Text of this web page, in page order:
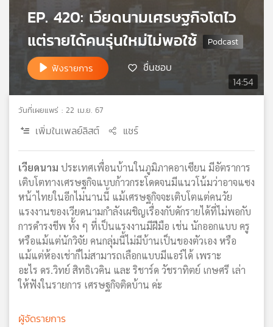
เครือ
ข่าย
14:54
EP. 420: เวียดนามเศรษฐกิจโตไว
แต่รายได้คนรุ่นใหม่ไม่พอใช้
ฟังรายการ ชื่นชอบ
วันที่เผยแพร่ : 22 เม.ย. 67
เพิ่มในเพลย์ลิสต์ แชร์
เวียดนาม ประเทศเพื่อนบ้านในภูมิภาคอาเซียน มีอัตราการ
เติบโตทางเศรษฐกิจแบบก้าวกระโดดจนมีแนวโน้มว่าอาจแซง
หน้าไทยในอีกไม่นานนี้ แม้เศรษฐกิจจะเติบโตแต่คนวัย
แรงงานของเวียดนามกำลังเผชิญเรื่องกับดักรายได้ที่ไม่พอกับ
การดำรงชีพ ทั้ง ๆ ที่เป็นแรงงานมีฝีมือ เช่น นักออกแบบ ครู
หรือแม้แต่นักวิจัย คนกลุ่มนี้ไม่มีบ้านเป็นของตัวเอง หรือ
แม้แต่ห้องเช่าก็ไม่สามารถเลือกแบบมีแอร์ได้ เพราะ
อะไร ดร.วิทย์ สิทธิเวคิน และ ริชาร์ด วัชราทิตย์ เกษศรี เล่า
ให้ฟังในรายการ เศรษฐกิจติดบ้าน ค่ะ
ผู้จัดรายการ